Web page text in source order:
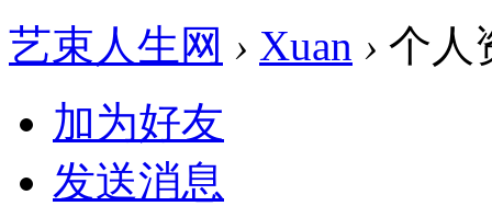
艺束人生网 › Xuan › 个人
加为好友
发送消息